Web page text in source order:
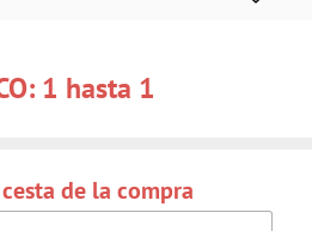
1 hasta 1
de la compra